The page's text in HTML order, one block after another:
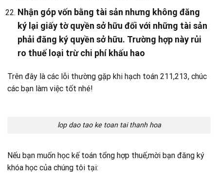
Nhận góp vốn bằng tài sản nhưng không đăng
ký lại giấy tờ quyền sở hữu đối với những tài sản
phải đăng ký quyền sở hữu. Trường hợp này rủi
ro thuế loại trừ chi phí khấu hao
Trên đây là các lỗi thường gặp khi hạch toán 211,213, chúc
các bạn làm việc tốt nhé!
lop dao tao ke toan tai thanh hoa
Nếu bạn muốn học kế toán tổng hợp thuế,mời bạn đăng ký
khóa học của chúng tôi tại: